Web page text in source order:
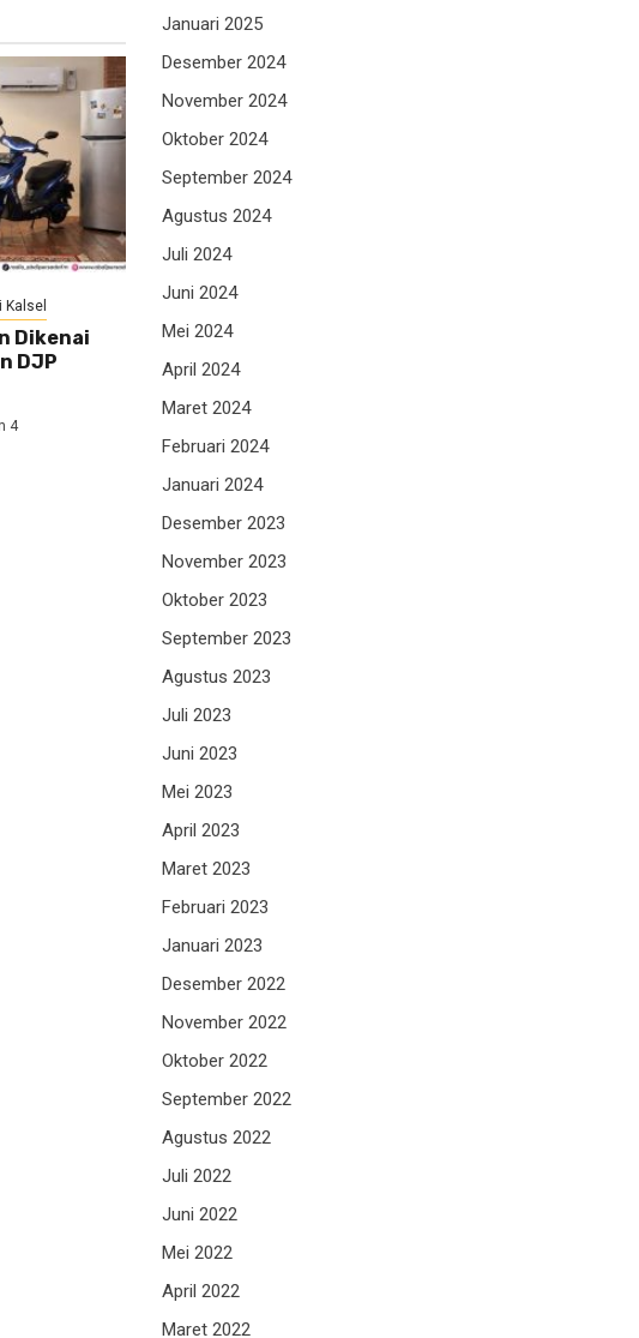
Kalsel
Dikenai
DJP
4
Januari 2025
Desember 2024
November 2024
Oktober 2024
September 2024
Agustus 2024
Juli 2024
Juni 2024
Mei 2024
April 2024
Maret 2024
Februari 2024
Januari 2024
Desember 2023
November 2023
Oktober 2023
September 2023
Agustus 2023
Juli 2023
Juni 2023
Mei 2023
April 2023
Maret 2023
Februari 2023
Januari 2023
Desember 2022
November 2022
Oktober 2022
September 2022
Agustus 2022
Juli 2022
Juni 2022
Mei 2022
April 2022
Maret 2022